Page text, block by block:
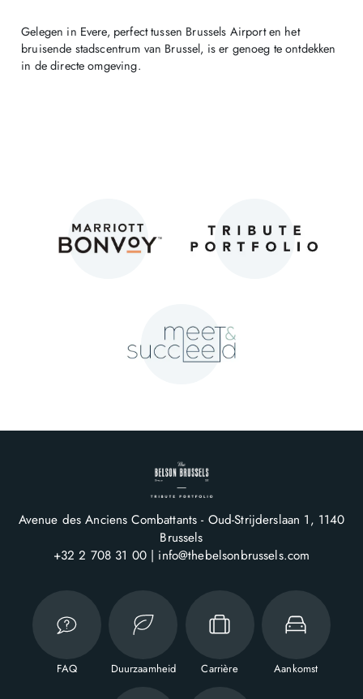
Gelegen in Evere, perfect tussen Brussels Airport en het
bruisende stadscentrum van Brussel, is er genoeg te ontdekken
in de directe omgeving.
Avenue des Anciens Combattants - Oud-Strijderslaan 1
1140
Brussels
+32 2 708 31 00
info@thebelsonbrussels.com
FAQ Duurzaamheid Carrière Aankomst